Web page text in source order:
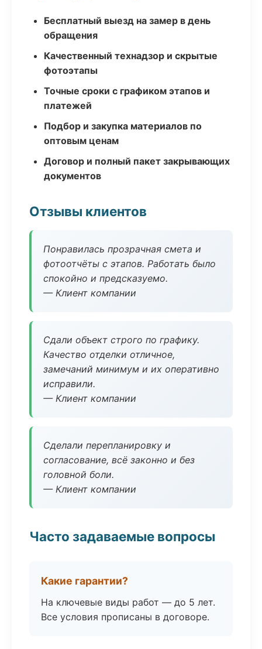
Бесплатный выезд на замер в день
обращения
Качественный технадзор и скрытые
фотоэтапы
Точные сроки с графиком этапов и
платежей
Подбор и закупка материалов по
оптовым ценам
Договор и полный пакет закрывающих
документов
Отзывы клиентов
Понравилась прозрачная смета и
фотоотчёты с этапов. Работать было
спокойно и предсказуемо.
— Клиент компании
Сдали объект строго по графику.
Качество отделки отличное,
замечаний минимум и их оперативно
исправили.
— Клиент компании
Сделали перепланировку и
согласование, всё законно и без
головной боли.
— Клиент компании
Часто задаваемые вопросы
Какие гарантии?
На ключевые виды работ — до 5 лет.
Все условия прописаны в договоре.